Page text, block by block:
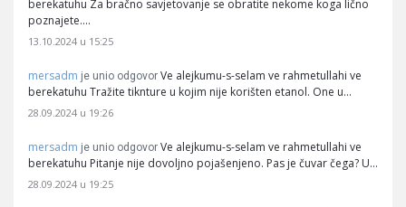
berekatuhu Za bračno savjetovanje se obratite nekome koga lično
poznajete.…
13.10.2024 u 15:25
mersadm je unio odgovor Ve alejkumu-s-selam ve rahmetullahi ve
berekatuhu Tražite tiknture u kojim nije korišten etanol. One u…
28.09.2024 u 19:26
mersadm je unio odgovor Ve alejkumu-s-selam ve rahmetullahi ve
berekatuhu Pitanje nije dovoljno pojašenjeno. Pas je čuvar čega? U…
28.09.2024 u 19:25